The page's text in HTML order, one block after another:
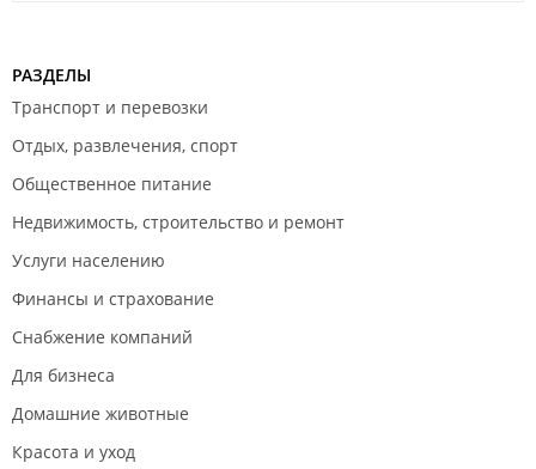
РАЗДЕЛЫ
Транспорт и перевозки
Отдых, развлечения, спорт
Общественное питание
Недвижимость, строительство и ремонт
Услуги населению
Финансы и страхование
Снабжение компаний
Для бизнеса
Домашние животные
Красота и уход